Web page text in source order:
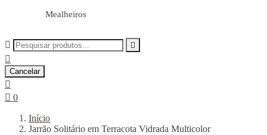
Mealheiros
 

Cancelar

 0
Início
Jarrão Solitário em Terracota Vidrada Multicolor